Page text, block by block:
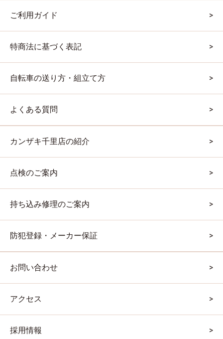
ご利用ガイド
特商法に基づく表記
自転車の送り方・組立て方
よくある質問
カンザキ千里店の紹介
点検のご案内
持ち込み修理のご案内
防犯登録・メーカー保証
お問い合わせ
アクセス
採用情報